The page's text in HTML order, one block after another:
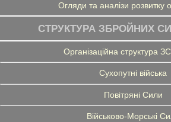
Огляди та аналізи розвитку
СТРУКТУРА ЗБРОЙНИХ
Організаційна структура
Сухопутні війська
Повітряні Сили
Військово-Морські